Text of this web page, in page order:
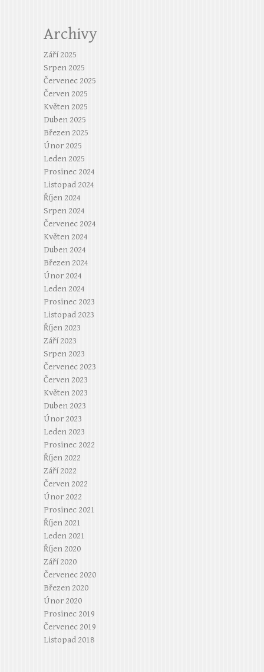
Archivy
Září 2025
Srpen 2025
Červenec 2025
Červen 2025
Květen 2025
Duben 2025
Březen 2025
Únor 2025
Leden 2025
Prosinec 2024
Listopad 2024
Říjen 2024
Srpen 2024
Červenec 2024
Květen 2024
Duben 2024
Březen 2024
Únor 2024
Leden 2024
Prosinec 2023
Listopad 2023
Říjen 2023
Září 2023
Srpen 2023
Červenec 2023
Červen 2023
Květen 2023
Duben 2023
Únor 2023
Leden 2023
Prosinec 2022
Říjen 2022
Září 2022
Červen 2022
Únor 2022
Prosinec 2021
Říjen 2021
Leden 2021
Říjen 2020
Září 2020
Červenec 2020
Březen 2020
Únor 2020
Prosinec 2019
Červenec 2019
Listopad 2018